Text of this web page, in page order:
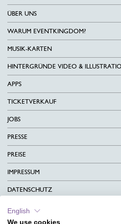
ÜBER UNS
WARUM EVENTKINGDOM?
MUSIK-KARTEN
HINTERGRÜNDE VIDEO &
APPS
TICKETVERKAUF
JOBS
PRESSE
PREISE
IMPRESSUM
DATENSCHUTZ
KONTAKT
English
We use cookies